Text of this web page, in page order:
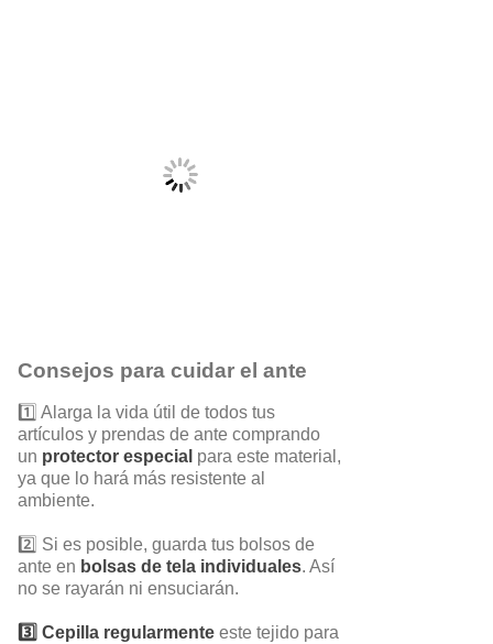
Consejos para cuidar el ante
1️⃣ Alarga la vida útil de todos tus
artículos y prendas de ante comprando
un protector especial para este material,
ya que lo hará más resistente al
ambiente.
2️⃣ Si es posible, guarda tus bolsos de
ante en bolsas de tela individuales. Así
no se rayarán ni ensuciarán.
3️⃣ Cepilla regularmente este tejido para